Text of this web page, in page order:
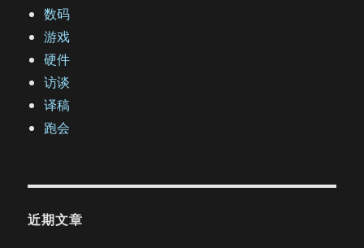
数码
游戏
硬件
访谈
译稿
跑会
近期文章